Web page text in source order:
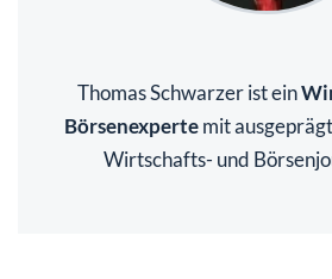
Thomas Schwarzer ist ein
Börsenexpertemit
Wirtschafts- und